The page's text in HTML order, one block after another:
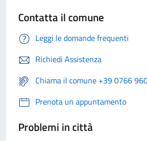
Contatta il comune
Leggi le domande frequenti
Richiedi Assistenza
Chiama il comune +39 0766
Prenota un appuntamento
Problemi in città